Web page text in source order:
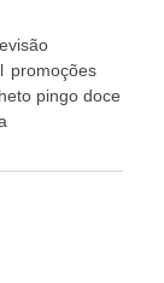
promoções
pingo doce